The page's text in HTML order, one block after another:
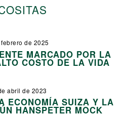
de 2025
MARCADO POR LA
COSTO DE LA VIDA
abril de 2023
ECONOMÍA SUIZA Y LA
HANSPETER MOCK